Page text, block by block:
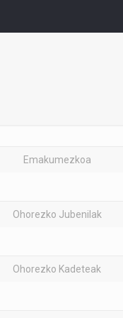
Emakumezkoa
Ohorezko Jubenilak
Ohorezko Kadeteak